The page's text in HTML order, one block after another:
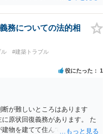
正当事由に当たるとは思えま
でよろしいかと存じます。 そ
退去には応じる旨交渉をして
人の許可なく無断で賃貸人が
た刑事的にも住居侵入罪が成
由に一定の金銭賠償を求める
務についての法的相
ル
#建築トラブル
役にたった 1
が難しいところはあります
原状回復義務があります。 た
物を建てて住んでいたケース